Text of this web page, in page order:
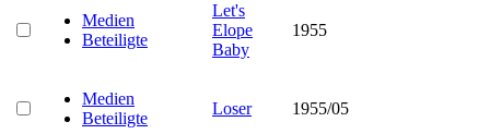
Medien
Beteiligte
Let's
Elope
Baby
1955
Medien
Beteiligte
Loser 1955/05